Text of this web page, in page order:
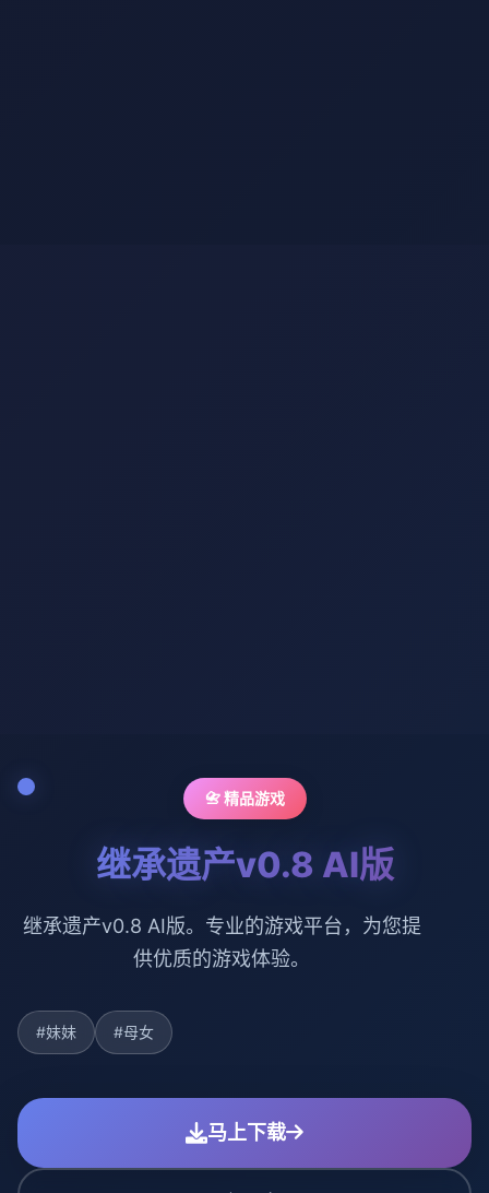
📇 精品游戏
继承遗产v0.8 AI版
继承遗产v0.8 AI版。专业的游戏平台，为您提
供优质的游戏体验。
#妹妹 #母女
马上下载